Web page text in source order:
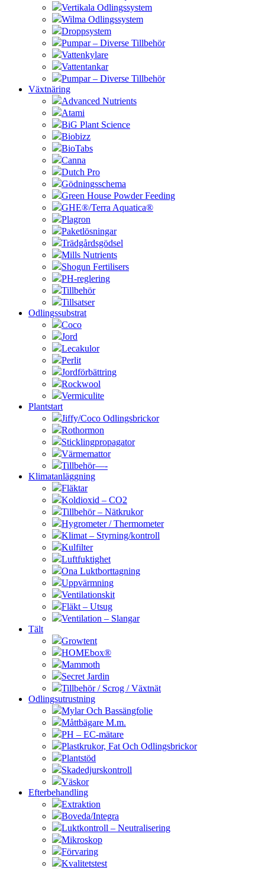
Vertikala Odlingssystem
Wilma Odlingssystem
Droppsystem
Pumpar – Diverse Tillbehör
Vattenkylare
Vattentankar
Pumpar – Diverse Tillbehör
Växtnäring
Advanced Nutrients
Atami
BiG Plant Science
Biobizz
BioTabs
Canna
Dutch Pro
Gödningsschema
Green House Powder Feeding
GHE®/Terra Aquatica®
Plagron
Paketlösningar
Trädgårdsgödsel
Mills Nutrients
Shogun Fertilisers
PH-reglering
Tillbehör
Tillsatser
Odlingssubstrat
Coco
Jord
Lecakulor
Perlit
Jordförbättring
Rockwool
Vermiculite
Plantstart
Jiffy/Coco Odlingsbrickor
Rothormon
Sticklingpropagator
Värmemattor
Tillbehör—-
Klimatanläggning
Fläktar
Koldioxid – CO2
Tillbehör – Nätkrukor
Hygrometer / Thermometer
Klimat – Styrning/kontroll
Kulfilter
Luftfuktighet
Ona Luktborttagning
Uppvärmning
Ventilationskit
Fläkt – Utsug
Ventilation – Slangar
Tält
Growtent
HOMEbox®
Mammoth
Secret Jardin
Tillbehör / Scrog / Växtnät
Odlingsutrustning
Mylar Och Bassängfolie
Måttbägare M.m.
PH – EC-mätare
Plastkrukor, Fat Och Odlingsbrickor
Plantstöd
Skadedjurskontroll
Väskor
Efterbehandling
Extraktion
Boveda/Integra
Luktkontroll – Neutralisering
Mikroskop
Förvaring
Kvalitetstest